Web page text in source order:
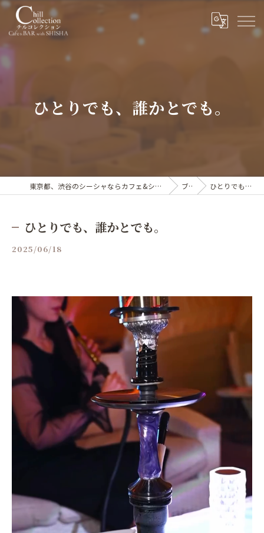
ひとりでも、誰かとでも。
東京都、渋谷のシーシャならカフェ&シーシャバー Chill collection渋谷センター街店 ブログ ひとりでも、誰かとでも。
ひとりでも、誰かとでも。
2025/06/18